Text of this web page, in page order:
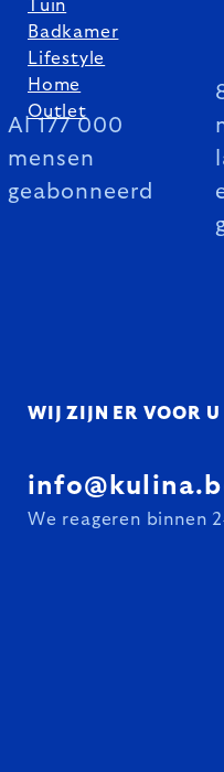
Al 177 000
mensen
geabonneerd
Tuin
Badkamer
Lifestyle
Home
Outlet
WIJ ZIJN ER VOOR U
We reageren binnen